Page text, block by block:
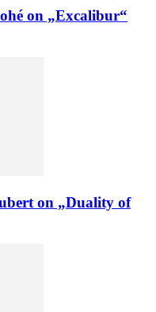
on „Excalibur“
on „Duality of